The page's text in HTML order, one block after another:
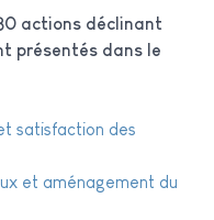
actions déclinant
présentés dans le
satisfaction des
et aménagement du